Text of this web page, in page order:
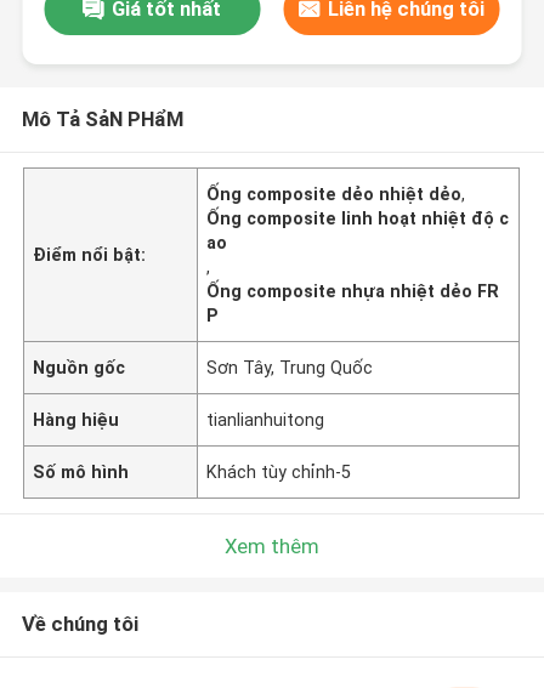
Giá tốt nhất Liên hệ chúng tôi
Mô Tả SảN PHẩM
Điểm nổi bật:
Ống composite dẻo nhiệt dẻo,
Ống composite linh hoạt nhiệt độ c
ao
,
Ống composite nhựa nhiệt dẻo FR
P
Nguồn gốc Sơn Tây, Trung Quốc
Hàng hiệu tianlianhuitong
Số mô hình Khách tùy chỉnh-5
Xem thêm
Về chúng tôi